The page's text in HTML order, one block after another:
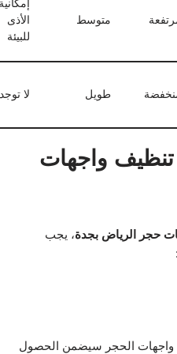
متوسط
الأذى
للبيئة
طويل لا توجد
تنظيف واجهات
حجر الرياض بجدة، يجب
واجهات الحجر سيضمن الحصول